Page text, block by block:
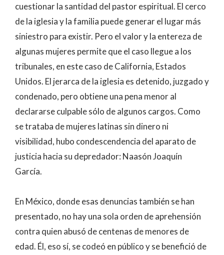
cuestionar la santidad del pastor espiritual. El cerco
de la iglesia y la familia puede generar el lugar más
siniestro para existir. Pero el valor y la entereza de
algunas mujeres permite que el caso llegue a los
tribunales, en este caso de California, Estados
Unidos. El jerarca de la iglesia es detenido, juzgado y
condenado, pero obtiene una pena menor al
declararse culpable sólo de algunos cargos. Como
se trataba de mujeres latinas sin dinero ni
visibilidad, hubo condescendencia del aparato de
justicia hacia su depredador: Naasón Joaquín
García.
En México, donde esas denuncias también se han
presentado, no hay una sola orden de aprehensión
contra quien abusó de centenas de menores de
edad. Él, eso sí, se codeó en público y se benefició de